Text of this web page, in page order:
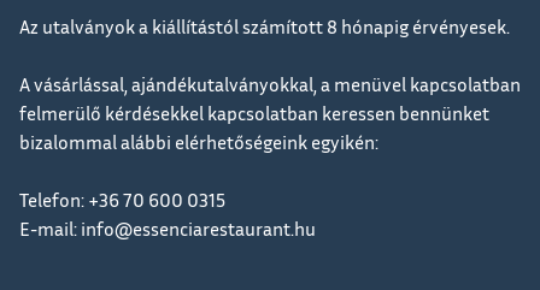
Az utalványok a kiállítástól számított 8 hónapig érvényesek.
A vásárlással, ajándékutalványokkal, a menüvel kapcsolatban
felmerülő kérdésekkel kapcsolatban keressen bennünket
bizalommal alábbi elérhetőségeink egyikén:
Telefon: +36 70 600 0315
E-mail: info@essenciarestaurant.hu